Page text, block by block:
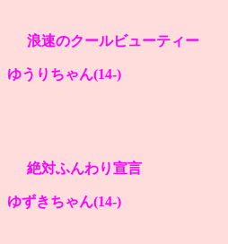
浪速のクールビューティー
ゆうりちゃん(14-)
絶対ふんわり宣言
ゆずきちゃん(14-)